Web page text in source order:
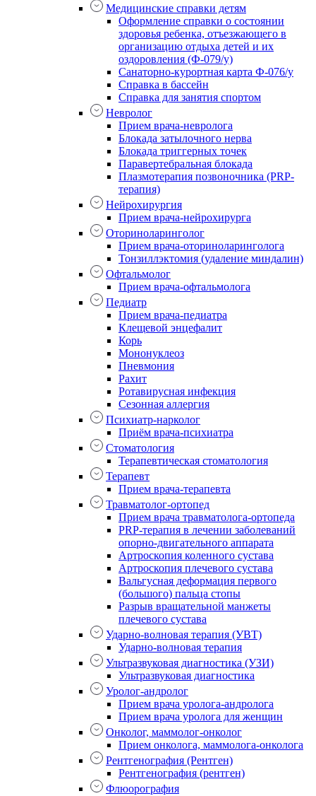
Медицинские справки детям
Оформление справки о состоянии
здоровья ребенка, отъезжающего в
организацию отдыха детей и их
оздоровления (Ф-079/у)
Санаторно-курортная карта Ф-076/у
Справка в бассейн
Справка для занятия спортом
Невролог
Прием врача-невролога
Блокада затылочного нерва
Блокада триггерных точек
Паравертебральная блокада
Плазмотерапия позвоночника (PRP-
терапия)
Нейрохирургия
Прием врача-нейрохирурга
Оториноларинголог
Прием врача-оториноларинголога
Тонзиллэктомия (удаление миндалин)
Офтальмолог
Прием врача-офтальмолога
Педиатр
Прием врача-педиатра
Клещевой энцефалит
Корь
Мононуклеоз
Пневмония
Рахит
Ротавирусная инфекция
Сезонная аллергия
Психиатр-нарколог
Приём врача-психиатра
Стоматология
Терапевтическая стоматология
Терапевт
Прием врача-терапевта
Травматолог-ортопед
Прием врача травматолога-ортопеда
PRP-терапия в лечении заболеваний
опорно-двигательного аппарата
Артроскопия коленного сустава
Артроскопия плечевого сустава
Вальгусная деформация первого
(большого) пальца стопы
Разрыв вращательной манжеты
плечевого сустава
Ударно-волновая терапия (УВТ)
Ударно-волновая терапия
Ультразвуковая диагностика (УЗИ)
Ультразвуковая диагностика
Уролог-андролог
Прием врача уролога-андролога
Прием врача уролога для женщин
Онколог, маммолог-онколог
Прием онколога, маммолога-онколога
Рентгенография (Рентген)
Рентгенография (рентген)
Флюорография